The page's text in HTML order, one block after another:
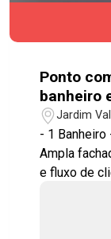
Ponto
banheiro
Jardim
- 1 Banheiro - Porta de metal - Espaço versátil -
Ampla
e fluxo de clientes Localizado
de
Agende já sua